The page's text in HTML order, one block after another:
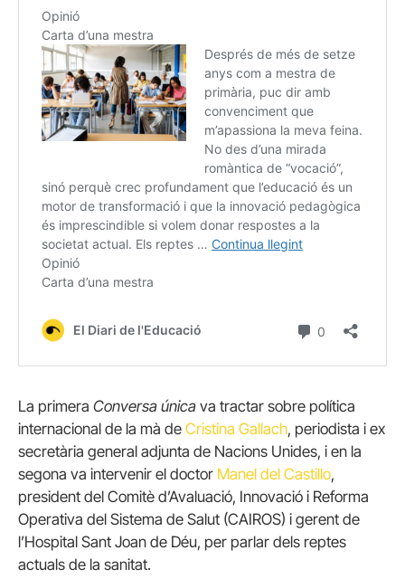
La primera Conversa única va tractar sobre política
internacional de la mà de Cristina Gallach, periodista i ex
secretària general adjunta de Nacions Unides, i en la
segona va intervenir el doctor Manel del Castillo,
president del Comitè d’Avaluació, Innovació i Reforma
Operativa del Sistema de Salut (CAIROS) i gerent de
l’Hospital Sant Joan de Déu, per parlar dels reptes
actuals de la sanitat.